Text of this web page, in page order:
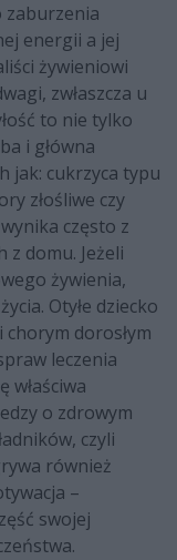
zaburzenia
energii a jej
żywieniowi
zwłaszcza u
to nie tylko
i główna
jak: cukrzyca typu
złośliwe czy
często z
z domu. Jeżeli
żywienia,
Otyłe dziecko
chorym dorosłym
leczenia
właściwa
o zdrowym
czyli
również
–
swojej